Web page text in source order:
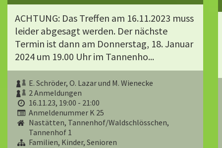
ACHTUNG: Das Treffen am 16.11.2023 muss
leider abgesagt werden. Der nächste
Termin ist dann am Donnerstag, 18. Januar
2024 um 19.00 Uhr im Tannenho...
E. Schröder, O. Lazar und M. Wienecke
2 Anmeldungen
16.11.23, 19:00 - 21:00
Anmeldenummer K 25
Nastätten, Tannenhof/Waldschlösschen,
Tannenhof 1
Familien, Kinder, Senioren